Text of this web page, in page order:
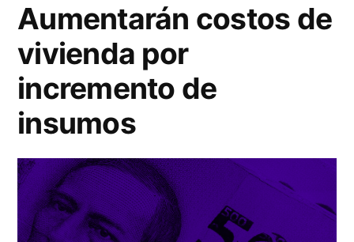
Aumentarán costos de
vivienda por
incremento de
insumos